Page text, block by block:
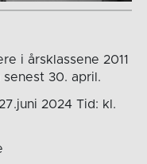
i årsklassene 2011
30. april.
2024 Tid: kl.